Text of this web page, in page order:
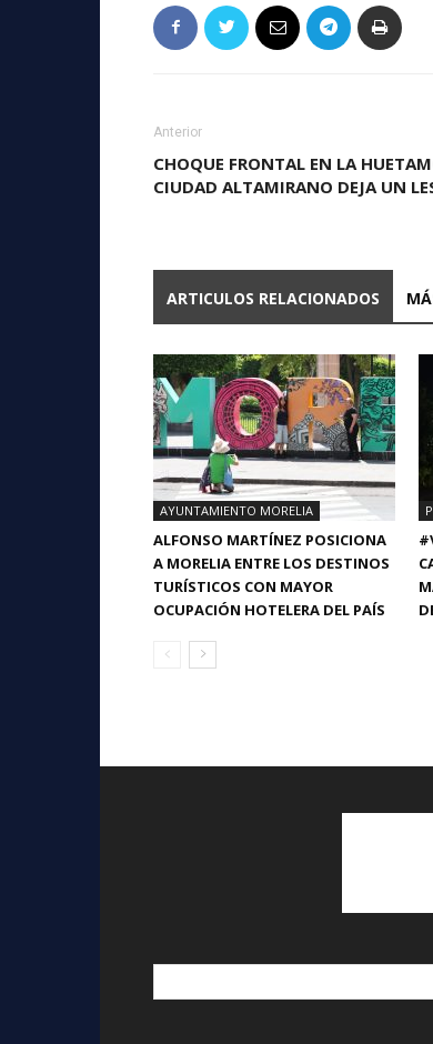
Anterior
CHOQUE FRONTAL EN LA
CIUDAD ALTAMIRANO DEJA UN
ARTICULOS RELACIONADOS
AYUNTAMIENTO MORELIA
ALFONSO MARTÍNEZ POSICIONA
A MORELIA ENTRE LOS DESTINOS
TURÍSTICOS CON MAYOR
OCUPACIÓN HOTELERA DEL PAÍS